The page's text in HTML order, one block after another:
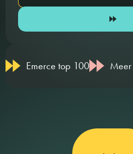
Emerce top 100